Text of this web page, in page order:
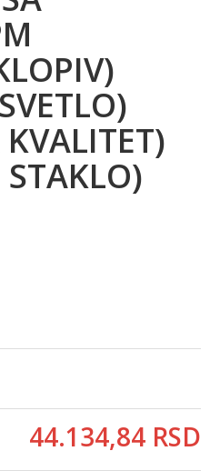
44.134,84 RSD